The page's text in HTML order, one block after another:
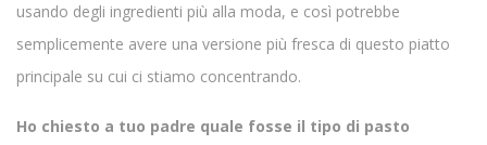
usando degli ingredienti più alla moda, e così potrebbe
semplicemente avere una versione più fresca di questo piatto
principale su cui ci stiamo concentrando.
Ho chiesto a tuo padre quale fosse il tipo di pasto